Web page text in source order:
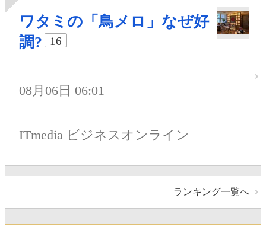
ワタミの「鳥メロ」なぜ好
調?
16
08月06日 06:01
ITmedia ビジネスオンライン
ランキング一覧へ